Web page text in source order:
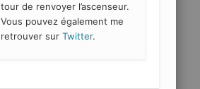
tour de renvoyer l’ascenseur.
Vous pouvez également me
retrouver surTwitter.